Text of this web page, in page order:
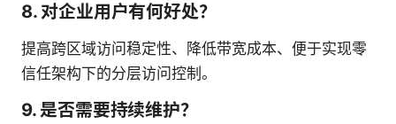
8. 对企业用户有何好处？
提高跨区域访问稳定性、降低带宽成本、便于实现零
信任架构下的分层访问控制。
9. 是否需要持续维护？